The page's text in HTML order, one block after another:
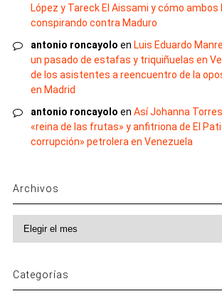
López y Tareck El Aissami y cómo
conspirando contra Maduro
antonio roncayolo en Luis Eduardo
un pasado de estafas y triquiñuelas en
de los asistentes a reencuentro de la
en Madrid
antonio roncayolo en Así Johanna
«reina de las frutas» y anfitriona de El
corrupción» petrolera en Venezuela
Archivos
Archivos
Categorías